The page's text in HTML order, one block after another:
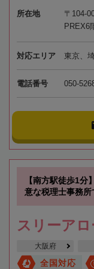
所在地
〒104-
PREX6
対応エリア 東京、
電話番号 050-
【南方駅徒歩1
意な税理士事務所
スリーア
大阪府
全国対応